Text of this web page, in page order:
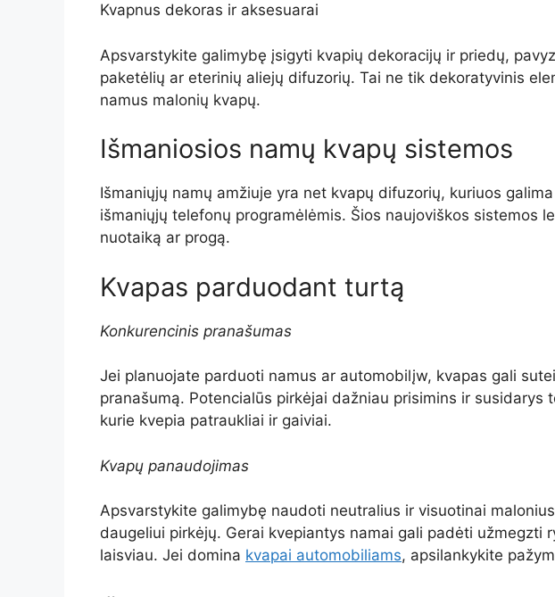
Kvapnus dekoras ir aksesuarai
Apsvarstykite galimybę įsigyti kvapių dekoracijų ir priedų,
paketėlių ar eterinių aliejų difuzorių. Tai ne tik dekoratyvinis
namus malonių kvapų.
Išmaniosios namų kvapų sistemos
Išmaniųjų namų amžiuje yra net kvapų difuzorių, kuriuos
išmaniųjų telefonų programėlėmis. Šios naujoviškos sistemos
nuotaiką ar progą.
Kvapas parduodant turtą
Konkurencinis pranašumas
Jei planuojate parduoti namus ar automobilįw, kvapas gali
pranašumą. Potencialūs pirkėjai dažniau prisimins ir susidarys
kurie kvepia patraukliai ir gaiviai.
Kvapų panaudojimas
Apsvarstykite galimybę naudoti neutralius ir visuotinai
daugeliui pirkėjų. Gerai kvepiantys namai gali padėti užmegzti
laisviau. Jei domina kvapai automobiliams, apsilankykite